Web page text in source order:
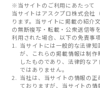
※当サイトのご利用にあたって
当サイトはアスクプロ株式会社
ります。当サイトに掲載の紹介
の無断複写・転載・公衆送信等
利用された場合、以下の免責事
当サイトには一般的な法律
が、これらの掲載情報は制
したものであり、法律的な
ではありません。
当社は、当サイトの情報の
ておりますが、当サイトの